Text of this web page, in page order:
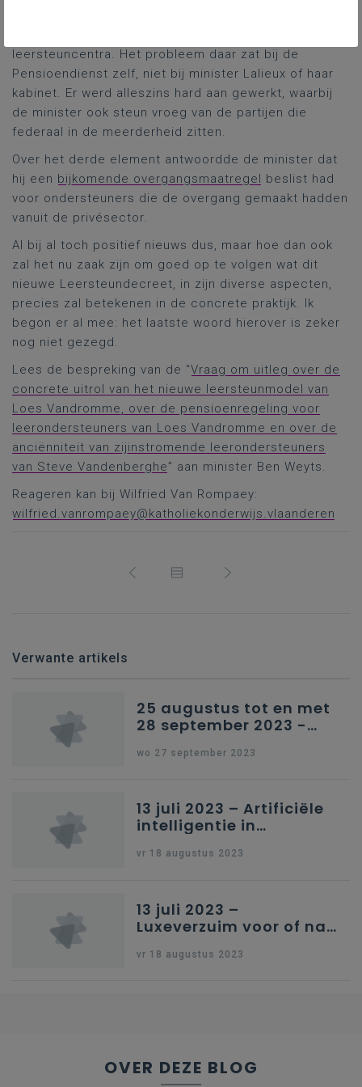
leersteuncentra. Het probleem daar zat bij de
Pensioendienst zelf, niet bij minister Lalieux of haar
kabinet. Er werd alleszins hard aan gewerkt, waarbij
de minister ook steun vroeg van de partijen die
federaal in de meerderheid zitten.
Over het derde element antwoordde de minister dat
hij een bijkomende overgangsmaatregel beslist had
voor ondersteuners die de overgang gemaakt hadden
vanuit de privésector.
Al bij al toch positief nieuws dus, maar hoe dan ook
zal het nu zaak zijn om goed op te volgen wat dit
nieuwe Leersteundecreet, in zijn diverse aspecten,
precies zal betekenen in de concrete praktijk. Ik
begon er al mee: het laatste woord hierover is zeker
nog niet gezegd.
Lees de bespreking van de “Vraag om uitleg over de
concrete uitrol van het nieuwe leersteunmodel van
Loes Vandromme, over de pensioenregeling voor
leerondersteuners van Loes Vandromme en over de
anciënniteit van zijinstromende leerondersteuners
van Steve Vandenberghe” aan minister Ben Weyts.
Reageren kan bij Wilfried Van Rompaey:
wilfried.vanrompaey@katholiekonderwijs.vlaanderen
Verwante artikels
25 augustus tot en met
28 september 2023 -
wo 27 september 2023
13 juli 2023 – Artificiële
intelligentie in
vr 18 augustus 2023
13 juli 2023 –
Luxeverzuim voor of na
vr 18 augustus 2023
OVER DEZE BLOG